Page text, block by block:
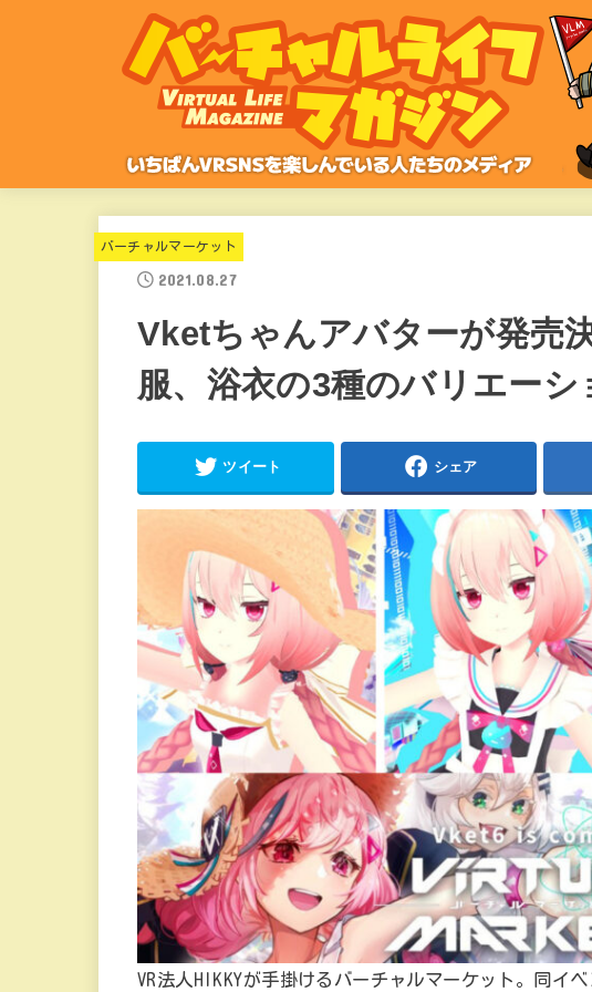
バーチャルマーケット
2021.08.27
Vketちゃんアバターが発売
服、浴衣の3種のバリエー
ツイート シェア
VR法人HIKKYが手掛けるバーチャルマーケット。同イ